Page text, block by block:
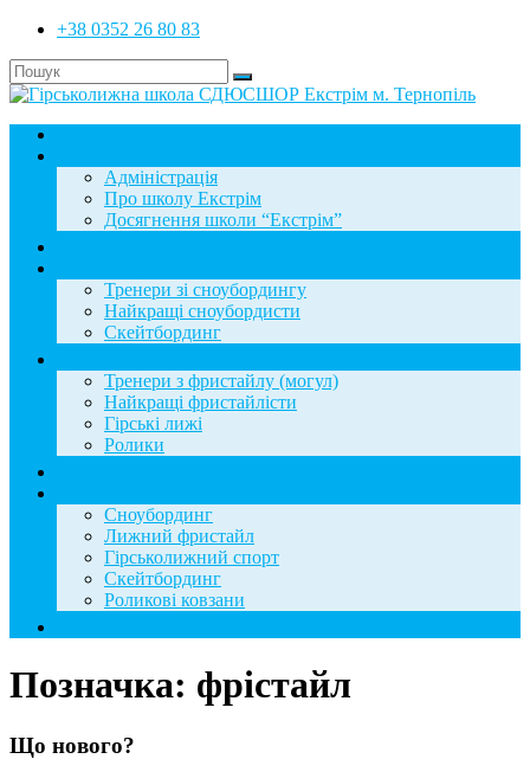
+38 0352 26 80 83
Адміністрація
Про школу Екстрім
Досягнення школи “Екстрім”
Тренери зі сноубордингу
Найкращі сноубордисти
Скейтбординг
Тренери з фристайлу (могул)
Найкращі фристайлісти
Гірські лижі
Ролики
Сноубординг
Лижний фристайл
Гірськолижний спорт
Скейтбординг
Роликові ковзани
Позначка: фрістайл
Що нового?